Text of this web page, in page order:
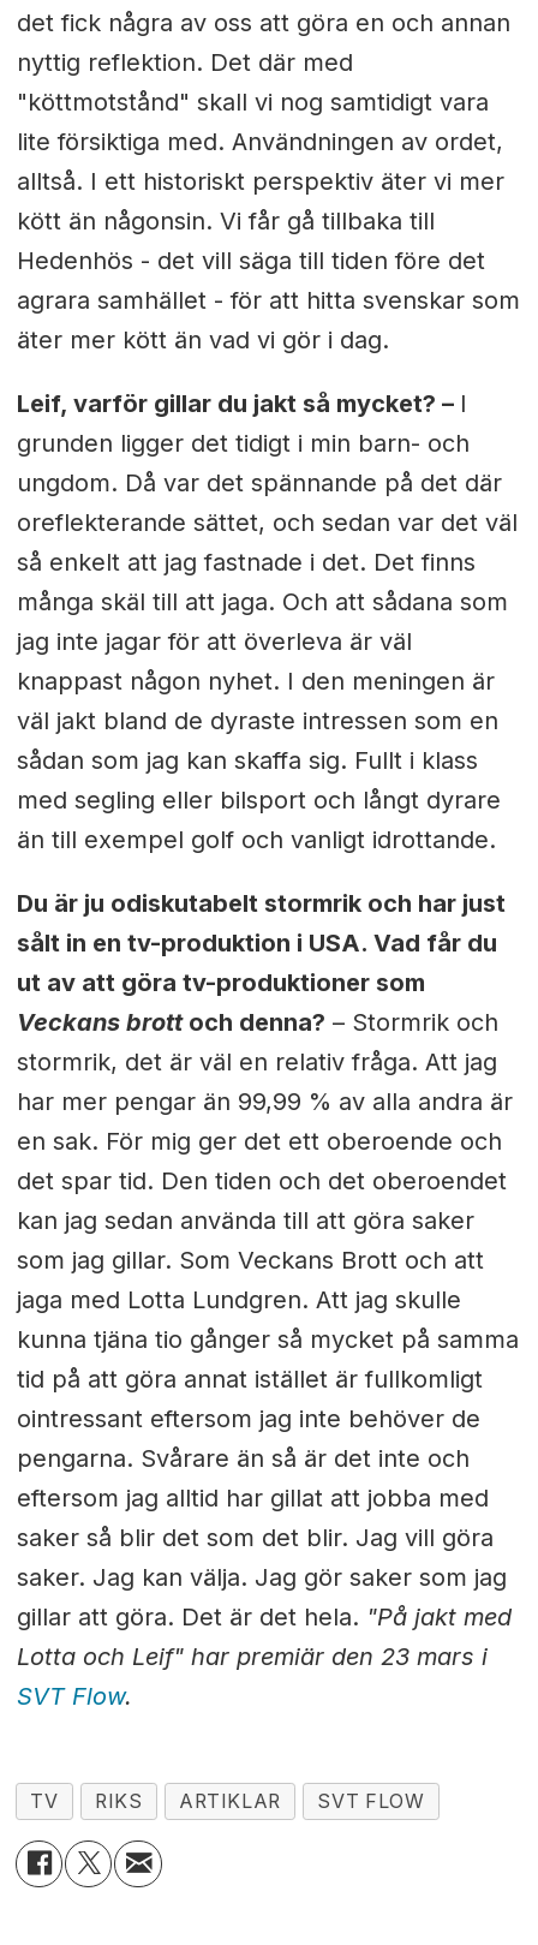
det fick några av oss att göra en och annan
nyttig reflektion. Det där med
"köttmotstånd" skall vi nog samtidigt vara
lite försiktiga med. Användningen av ordet,
alltså. I ett historiskt perspektiv äter vi mer
kött än någonsin. Vi får gå tillbaka till
Hedenhös - det vill säga till tiden före det
agrara samhället - för att hitta svenskar som
äter mer kött än vad vi gör i dag.
Leif, varför gillar du jakt så mycket? – I
grunden ligger det tidigt i min barn- och
ungdom. Då var det spännande på det där
oreflekterande sättet, och sedan var det väl
så enkelt att jag fastnade i det. Det finns
många skäl till att jaga. Och att sådana som
jag inte jagar för att överleva är väl
knappast någon nyhet. I den meningen är
väl jakt bland de dyraste intressen som en
sådan som jag kan skaffa sig. Fullt i klass
med segling eller bilsport och långt dyrare
än till exempel golf och vanligt idrottande.
Du är ju odiskutabelt stormrik och har just
sålt in en tv-produktion i USA. Vad får du
ut av att göra tv-produktioner som
Veckans brottoch denna? – Stormrik och
stormrik, det är väl en relativ fråga. Att jag
har mer pengar än 99,99 % av alla andra är
en sak. För mig ger det ett oberoende och
det spar tid. Den tiden och det oberoendet
kan jag sedan använda till att göra saker
som jag gillar. Som Veckans Brott och att
jaga med Lotta Lundgren. Att jag skulle
kunna tjäna tio gånger så mycket på samma
tid på att göra annat istället är fullkomligt
ointressant eftersom jag inte behöver de
pengarna. Svårare än så är det inte och
eftersom jag alltid har gillat att jobba med
saker så blir det som det blir. Jag vill göra
saker. Jag kan välja. Jag gör saker som jag
gillar att göra. Det är det hela. "På jakt med
Lotta och Leif" har premiär den 23 mars i
SVT Flow.
TV RIKS ARTIKLAR SVT FLOW